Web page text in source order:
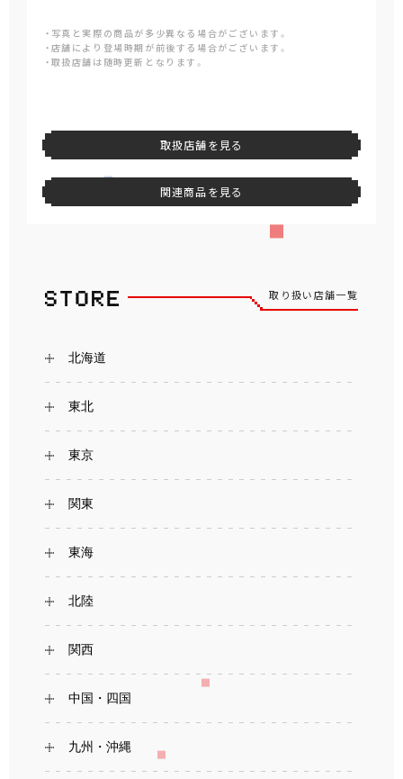
・写真と実際の商品が多少異なる場合がございます。
・店舗により登場時期が前後する場合がございます。
・取扱店舗は随時更新となります。
取扱店舗を見る
関連商品を見る
取り扱い店舗一覧
北海道
東北
東京
関東
東海
北陸
関西
中国・四国
九州・沖縄